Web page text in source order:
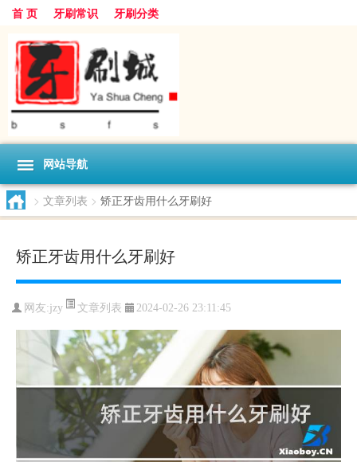
首 页 牙刷常识 牙刷分类
网站导航
> 文章列表 > 矫正牙齿用什么牙刷好
矫正牙齿用什么牙刷好
网友:jzy 文章列表 2024-02-26 23:11:45